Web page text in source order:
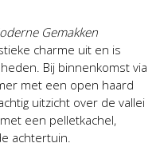
Gemakken
charme uit en is
Bij binnenkomst via
met een open haard
uitzicht over de vallei
een pelletkachel,
achtertuin.